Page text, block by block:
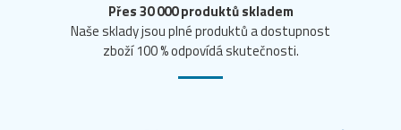
Přes 30 000 produktů skladem
Naše sklady jsou plné produktů a dostupnost
zboží 100 % odpovídá skutečnosti.